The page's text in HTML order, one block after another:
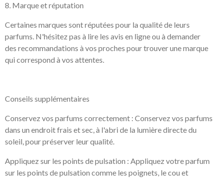
8. Marque et réputation
Certaines marques sont réputées pour la qualité de leurs
parfums. N'hésitez pas à lire les avis en ligne ou à demander
des recommandations à vos proches pour trouver une marque
qui correspond à vos attentes.
Conseils supplémentaires
Conservez vos parfums correctement : Conservez vos parfums
dans un endroit frais et sec, à l'abri de la lumière directe du
soleil, pour préserver leur qualité.
Appliquez sur les points de pulsation : Appliquez votre parfum
sur les points de pulsation comme les poignets, le cou et